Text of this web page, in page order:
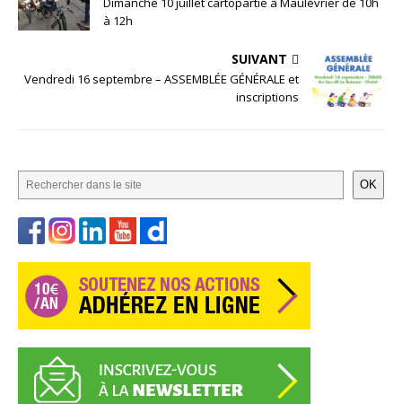
à 12h
SUIVANT
Vendredi 16 septembre – ASSEMBLÉE GÉNÉRALE et
inscriptions
OK